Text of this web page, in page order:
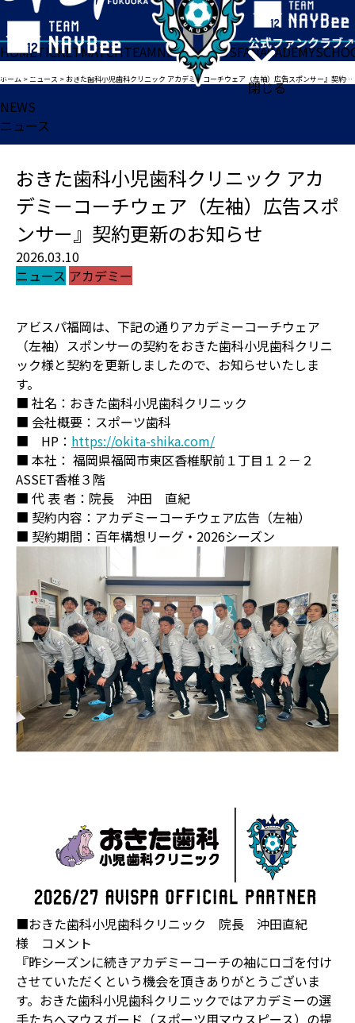
閉じる
HOMETICKETMATCHTEAMNEWSGOODSFANACADEMY
ホーム >ニュース > おきた歯科小児歯科クリニック アカデミーコーチウェア（左袖）広告スポンサー』契約更新のお知らせ
NEWS
ニュース
おきた歯科小児歯科クリニック アカ
デミーコーチウェア（左袖）広告スポ
ンサー』契約更新のお知らせ
2026.03.10
ニュース アカデミー
アビスパ福岡は、下記の通りアカデミーコーチウェア
（左袖）スポンサーの契約をおきた歯科小児歯科クリニ
ック様と契約を更新しましたので、お知らせいたしま
す。
■ 社名：おきた歯科小児歯科クリニック
■ 会社概要：スポーツ歯科
■ HP： https://okita-shika.com/
■ 本社： 福岡県福岡市東区香椎駅前１丁目１２－２
ASSET香椎３階
■ 代 表 者：院長 沖田 直紀
■ 契約内容：アカデミーコーチウェア広告（左袖）
■ 契約期間：百年構想リーグ・2026シーズン
■おきた歯科小児歯科クリニック 院長 沖田直紀
様 コメント
『昨シーズンに続きアカデミーコーチの袖にロゴを付け
させていただくという機会を頂きありがとうございま
す。おきた歯科小児歯科クリニックではアカデミーの選
手たちへマウスガード（スポーツ用マウスピース）の提